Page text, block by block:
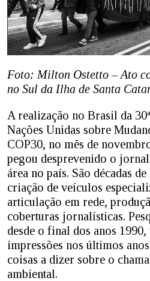
Foto: Milton Ostetto – Ato
no Sul da Ilha de Santa
A realização no Brasil da
Nações Unidas sobre
COP30, no mês de
pegou desprevenido o
área no país. São décadas
criação de veículos
articulação em rede,
coberturas jornalísticas.
desde o final dos anos
impressões nos últimos
coisas a dizer sobre o
ambiental.